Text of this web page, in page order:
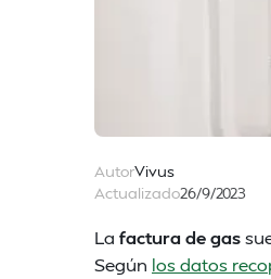
AutorVivus
Actualizado26/9/2023
La factura de gas
Según los datos